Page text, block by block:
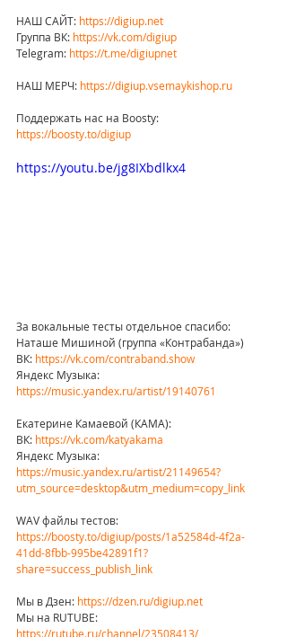
НАШ САЙТ: https://digiup.net
Группа ВК: https://vk.com/digiup
Telegram: https://t.me/digiupnet
НАШ МЕРЧ: https://digiup.vsemaykishop.ru
Поддержать нас на Boosty:
https://boosty.to/digiup
https://youtu.be/jg8IXbdlkx4
За вокальные тесты отдельное спасибо:
Наташе Мишиной (группа «Контрабанда»)
ВК: https://vk.com/contraband.show
Яндекс Музыка:
https://music.yandex.ru/artist/19140761
Екатерине Камаевой (КАМА):
ВК: https://vk.com/katyakama
Яндекс Музыка:
https://music.yandex.ru/artist/21149654?
utm_source=desktop&utm_medium=copy_link
WAV файлы тестов:
https://boosty.to/digiup/posts/1a52584d-4f2a-
41dd-8fbb-995be42891f1?
share=success_publish_link
Мы в Дзен: https://dzen.ru/digiup.net
Мы на RUTUBE:
https://rutube.ru/channel/23508413/